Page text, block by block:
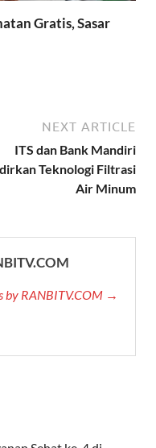
Gratis, Sasar
NEXT ARTICLE
ITS dan Bank Mandiri
Teknologi Filtrasi
Air Minum
by RANBITV.COM →